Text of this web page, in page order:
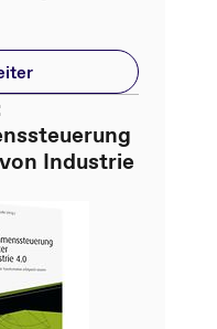
Industrie